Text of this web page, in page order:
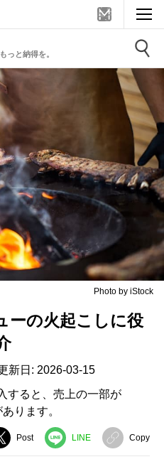
っと納得を。
Photo by iStock
ーの火起こしに役
新日: 2026-03-15
すると、売上の一部が
ります。
Post LINE Copy